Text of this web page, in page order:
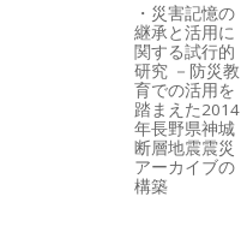
・災害記憶の
継承と活用に
関する試行的
研究 －防災教
育での活用を
踏まえた2014
年長野県神城
断層地震震災
アーカイブの
構築